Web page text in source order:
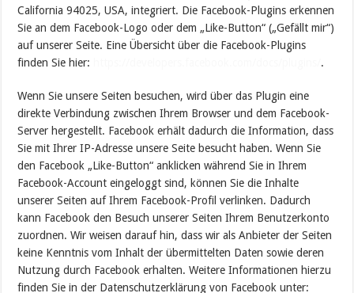
California 94025, USA, integriert. Die Facebook-Plugins erkennen
Sie an dem Facebook-Logo oder dem „Like-Button“ („Gefällt mir“)
auf unserer Seite. Eine Übersicht über die Facebook-Plugins
finden Sie hier:
.
Wenn Sie unsere Seiten besuchen, wird über das Plugin eine
direkte Verbindung zwischen Ihrem Browser und dem Facebook-
Server hergestellt. Facebook erhält dadurch die Information, dass
Sie mit Ihrer IP-Adresse unsere Seite besucht haben. Wenn Sie
den Facebook „Like-Button“ anklicken während Sie in Ihrem
Facebook-Account eingeloggt sind, können Sie die Inhalte
unserer Seiten auf Ihrem Facebook-Profil verlinken. Dadurch
kann Facebook den Besuch unserer Seiten Ihrem Benutzerkonto
zuordnen. Wir weisen darauf hin, dass wir als Anbieter der Seiten
keine Kenntnis vom Inhalt der übermittelten Daten sowie deren
Nutzung durch Facebook erhalten. Weitere Informationen hierzu
finden Sie in der Datenschutzerklärung von Facebook unter: